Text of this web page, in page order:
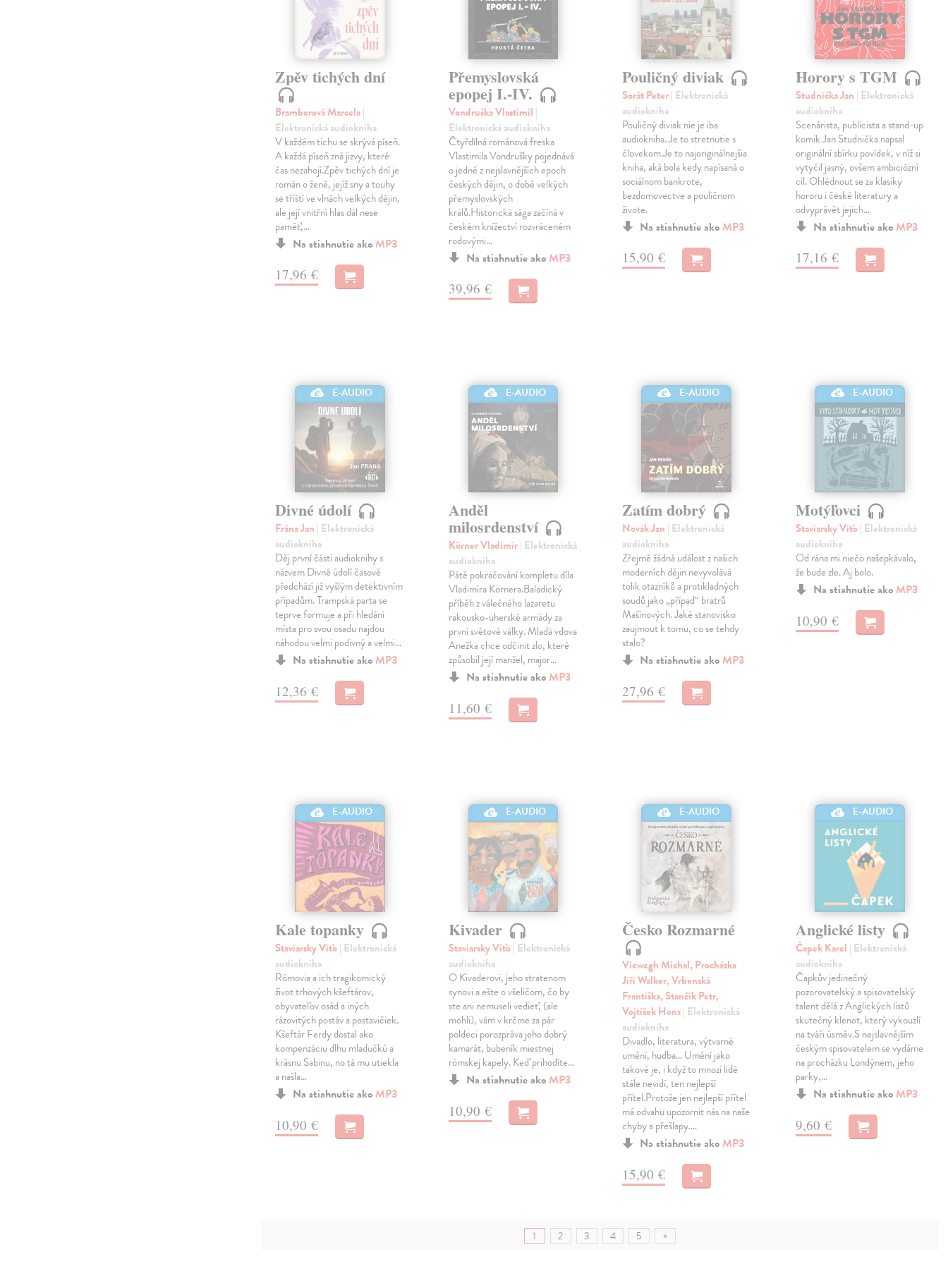
Zpěv tichých dní
Bramborová Marcela|
Elektronická audiokniha
V každém tichu se skrývá píseň.
A každá píseň zná jizvy, které
čas nezahojí.Zpěv tichých dní je
román o ženě, jejíž sny a touhy
se tříští ve vlnách velkých dějin,
ale její vnitřní hlas dál nese
paměť,…
Na stiahnutie ako MP3
17,96 €
Přemyslovská
epopej I.-IV.
Vondruška Vlastimil |
Elektronická audiokniha
Čtyřdílná románová freska
Vlastimila Vondrušky pojednává
o jedné z nejslavnějších epoch
českých dějin, o době velkých
přemyslovských
králů.Historická sága začíná v
českém knížectví rozvráceném
rodovými…
Na stiahnutie ako MP3
39,96 €
Pouličný diviak
Sorát Peter| Elektronická
audiokniha
Pouličný diviak nie je iba
audiokniha. Je to stretnutie s
človekom.Je to najoriginálnejšia
kniha, aká bola kedy napísaná o
sociálnom bankrote,
bezdomovectve a pouličnom
živote.
Na stiahnutie ako MP3
15,90 €
Horory s TGM
Studnička Jan | Elektronická
audiokniha
Scenárista, publicista a stand-up
komik Jan Studnička napsal
originální sbírku povídek, v níž si
vytyčil jasný, ovšem ambiciózní
cíl. Ohlédnout se za klasiky
hororu i české literatury a
odvyprávět jejich…
Na stiahnutie ako MP3
17,16 €
E-AUDIO
Divné údolí
Frána Jan | Elektronická
audiokniha
Děj první části audioknihy s
názvem Divné údolí časově
předchází již vyšlým detektivním
případům. Trampská parta se
teprve formuje a při hledání
místa pro svou osadu najdou
náhodou velmi podivný a velmi…
Na stiahnutie ako MP3
12,36 €
E-AUDIO
Anděl
milosrdenství
Körner Vladimír| Elektronická
audiokniha
Páté pokračování kompletu díla
Vladimíra Körnera.Baladický
příběh z válečného lazaretu
rakousko-uherské armády za
první světové války. Mladá vdova
Anežka chce odčinit zlo, které
způsobil její manžel, major…
Na stiahnutie ako MP3
11,60 €
E-AUDIO
Zatím dobrý
Novák Jan | Elektronická
audiokniha
Zřejmě žádná událost z našich
moderních dějin nevyvolává
tolik otazníků a protikladných
soudů jako „případ“ bratrů
Mašínových. Jaké stanovisko
zaujmout k tomu, co se tehdy
stalo?
Na stiahnutie ako MP3
27,96 €
E-AUDIO
Motýľovci
Staviarsky Víťo| Elektronická
audiokniha
Od rána mi niečo našepkávalo,
že bude zle. Aj bolo.
Na stiahnutie ako MP3
10,90 €
E-AUDIO
Kale topanky
Staviarsky Víťo| Elektronická
audiokniha
Rómovia a ich tragikomický
život trhových kšeftárov,
obyvateľov osád a iných
rázovitých postáv a postavičiek.
Kšeftár Ferdy dostal ako
kompenzáciu dlhu mladučkú a
krásnu Sabinu, no tá mu utiekla
a našla…
Na stiahnutie ako MP3
10,90 €
E-AUDIO
Kivader
Staviarsky Víťo| Elektronická
audiokniha
O Kivaderovi, jeho stratenom
synovi a ešte o všeličom, čo by
ste ani nemuseli vedieť, (ale
mohli), vám v krčme za pár
poldeci porozpráva jeho dobrý
kamarát, bubeník miestnej
rómskej kapely. Keď prihodíte…
Na stiahnutie ako MP3
10,90 €
E-AUDIO
Česko Rozmarné
Viewegh Michal, Procházka
Jiří Walker, Vrbenská
Františka, Stančík Petr,
Vojtíšek Honz| Elektronická
audiokniha
Divadlo, literatura, výtvarné
umění, hudba... Umění jako
takové je, i když to mnozí lidé
stále nevidí, ten nejlepší
přítel.Protože jen nejlepší přítel
má odvahu upozornit nás na naše
chyby a přešlapy.…
Na stiahnutie ako MP3
15,90 €
E-AUDIO
Anglické listy
Čapek Karel | Elektronická
audiokniha
Čapkův jedinečný
pozorovatelský a spisovatelský
talent dělá z Anglických listů
skutečný klenot, který vykouzlí
na tváři úsměv.S nejslavnějším
českým spisovatelem se vydáme
na procházku Londýnem, jeho
parky,…
Na stiahnutie ako MP3
9,60 €
1 2 3 4 5 »